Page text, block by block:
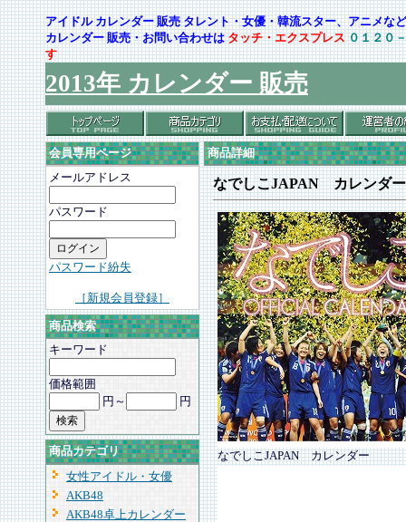
アイドル カレンダー 販売 タレント・女優・韓流スター、アニメ
カレンダー 販売・お問い合わせはタッチ・エクスプレス ０１２０
す
2013年 カレンダー 販売
会員専用ページ
メールアドレス
パスワード
パスワード紛失
［新規会員登録］
商品検索
キーワード
価格範囲
円～
円
商品カテゴリ
女性アイドル・女優
AKB48
AKB48卓上カレンダー
商品詳細
なでしこJAPAN カレンダー
なでしこJAPAN カレンダー